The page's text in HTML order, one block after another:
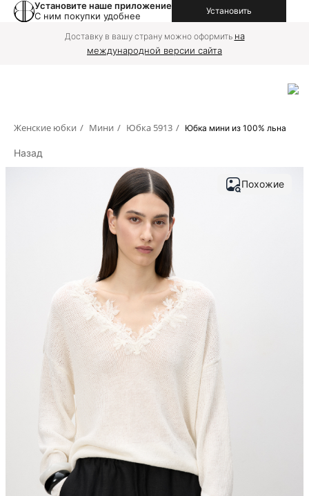
Установите наше приложение
С ним покупки удобнее
Установить
Доставку в вашу страну можно оформить на
международной версии сайта
Женские юбки / Мини / Юбка 5913 / Юбка мини из 100% льна
Назад
Похожие